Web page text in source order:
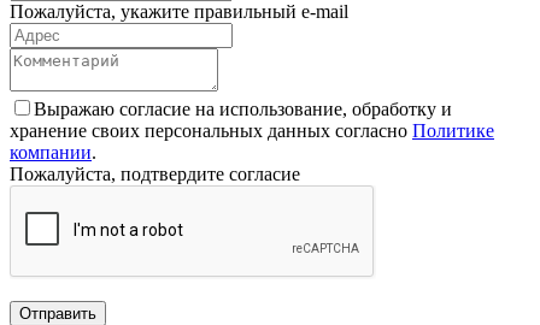
Пожалуйста, укажите правильный e-mail
Выражаю согласие на использование, обработку и
хранение своих персональных данных согласно Политике
компании.
Пожалуйста, подтвердите согласие
Отправить